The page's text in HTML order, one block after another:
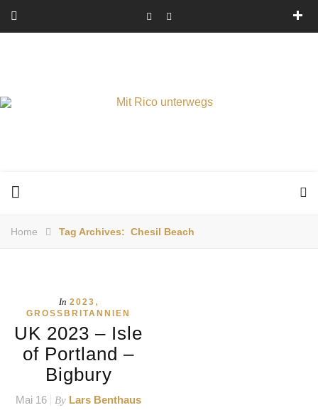
Home Tag Archives: Chesil Beach
In 2023 ,
GROSSBRITANNIEN
UK 2023 – Isle
of Portland –
Bigbury
Mai 16 By Lars Benthaus